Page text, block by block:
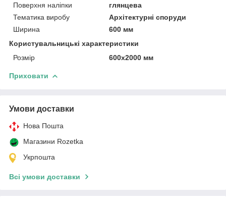
Поверхня наліпки
глянцева
Тематика виробу
Архітектурні споруди
Ширина
600 мм
Користувальницькі характеристики
Розмір
600х2000 мм
Приховати
Умови доставки
Нова Пошта
Магазини Rozetka
Укрпошта
Всі умови доставки